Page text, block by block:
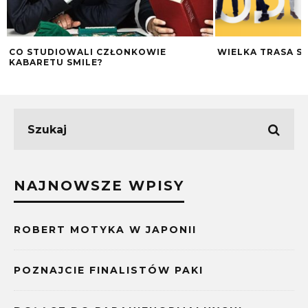
CO STUDIOWALI CZŁONKOWIE
KABARETU SMILE?
WIELKA TRASA
NAJNOWSZE WPISY
ROBERT MOTYKA W JAPONII
POZNAJCIE FINALISTÓW PAKI